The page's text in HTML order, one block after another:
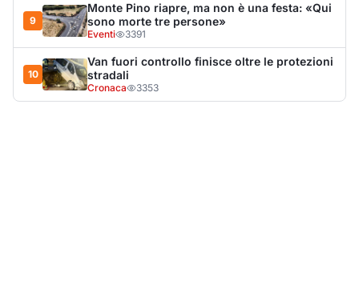
9
Monte Pino riapre, ma non è una festa: «Qui
sono morte tre persone»
Eventi 3391
10
Van fuori controllo finisce oltre le protezioni
stradali
Cronaca 3353